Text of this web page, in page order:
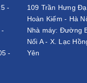
-
-
-
109 Trần Hưng
Hoàn Kiếm - Hà
Nhà máy: Đường
Nối A - X. Lạc
Yên